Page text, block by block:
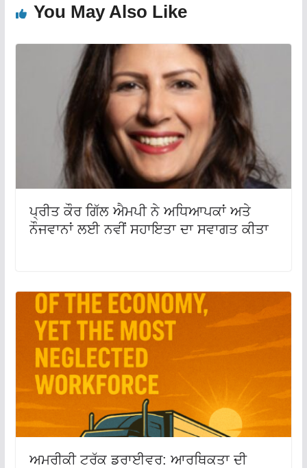
You May Also Like
ਪ੍ਰੀਤ ਕੌਰ ਗਿੱਲ ਐਮਪੀ ਨੇ ਅਧਿਆਪਕਾਂ ਅਤੇ
ਨੌਜਵਾਨਾਂ ਲਈ ਨਵੀਂ ਸਹਾਇਤਾ ਦਾ ਸਵਾਗਤ ਕੀਤਾ
ਅਮਰੀਕੀ ਟਰੱਕ ਡਰਾਈਵਰ: ਆਰਥਿਕਤਾ ਦੀ